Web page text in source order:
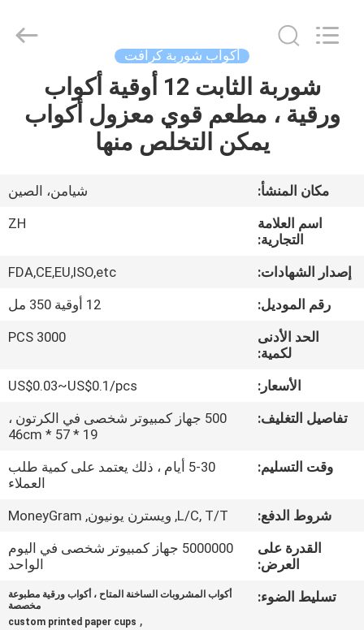
منزل،
بيت
معلومات
جولة
مراقبة
الجودة
اتصل
Protection
Technology
أكواب شوربة كرافت
شوربة الثابت 12 أوقية أكواب
ورقية ، مطعم قوي معزول أكواب
يمكن التخلص منها
مكان المنشأ:
شيامن، الصين
اسم العلامة
التجارية:
ZH
إصدار الشهادات:
FDA,CE,EU,ISO,etc
رقم الموديل:
12 أوقية 350 مل
الحد الأدنى
لكمية:
3000 PCS
الأسعار:
US$0.03~US$0.1/pcs
تفاصيل التغليف:
500 جهاز كمبيوتر شخصى في الكرتون ،
19 * 57 * 46cm
وقت التسليم:
5-30 أيام ، ذلك يعتمد على كمية طلب
العملاء
شروط الدفع:
L/C, T/T, ويسترن يونيون, MoneyGram
القدرة على
العرض:
5000000 جهاز كمبيوتر شخصى في اليوم
الواحد
تسليط الضوء:
أكواب المشروبات الساخنة المتاح ، أكواب ورقية مطبوعة
مخصصة
,
custom printed paper cups